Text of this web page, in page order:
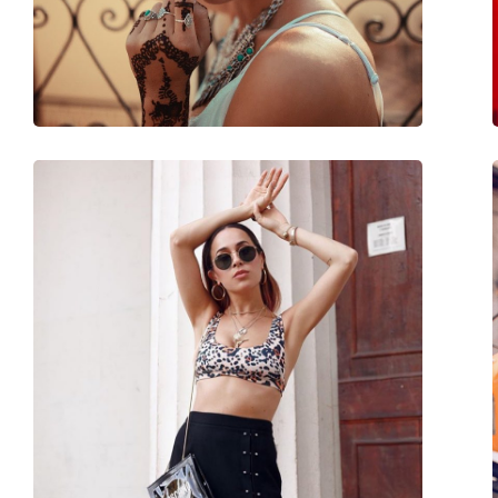
Greutate:
45 g
Pernițe reglabile pentru nas:
Da
Accesorii
Suport:
Da
Lavetă pentru curățat:
Da
Bărbați
Ochelari de soare
Prada Linea Rossa
Modă
0PS 04RS TFY7W1